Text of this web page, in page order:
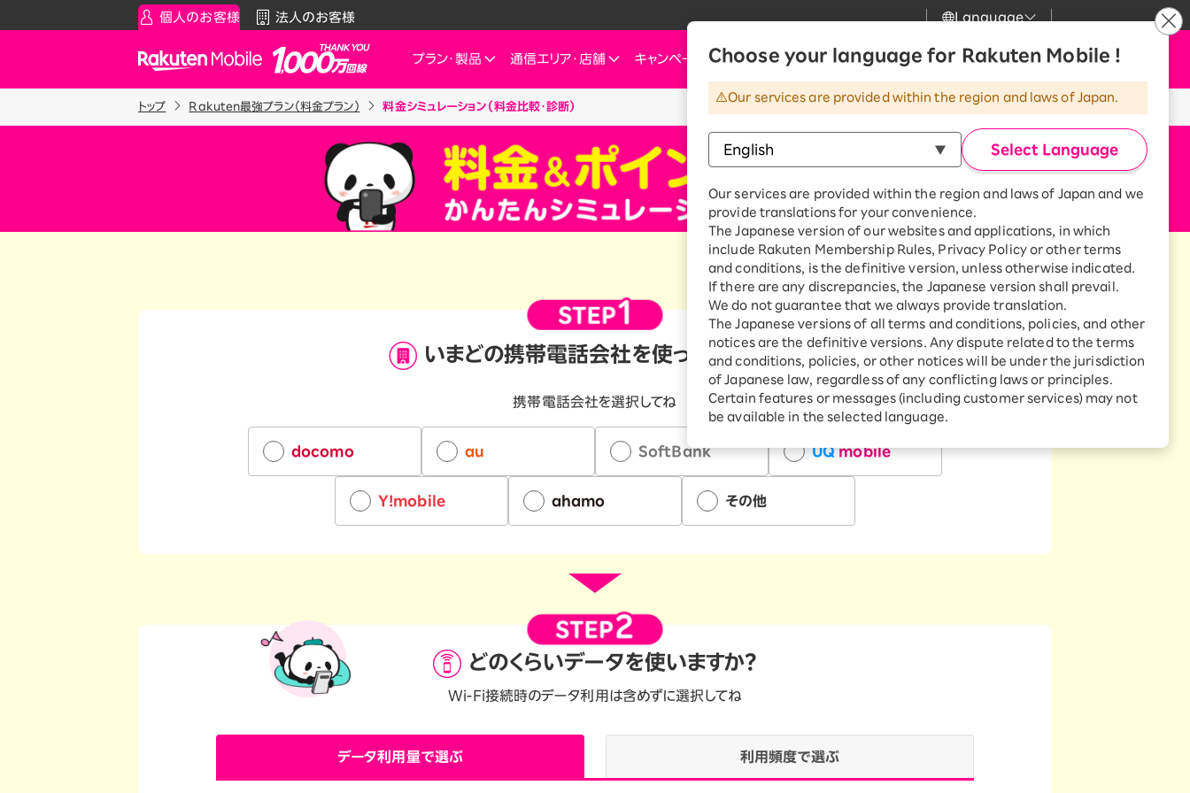
個人のお客様 法人のお客様 Language
Choose your language for Rakuten Mobile !
Our services are provided within the region and laws of Japan.
Select Language
Our services are provided within the region and laws of Japan and we
provide translations for your convenience.
The Japanese version of our websites and applications, in which
include Rakuten Membership Rules, Privacy Policy or other terms
and conditions, is the definitive version, unless otherwise indicated.
If there are any discrepancies, the Japanese version shall prevail.
We do not guarantee that we always provide translation.
The Japanese versions of all terms and conditions, policies, and other
notices are the definitive versions. Any dispute related to the terms
and conditions, policies, or other notices will be under the jurisdiction
of Japanese law, regardless of any conflicting laws or principles.
Certain features or messages (including customer services) may not
be available in the selected language.
Rakuten Mobile
プラン・製品
スマートフォン
Rakuten最強U-NEXT
最強シニアプログラム
ずーっと安心&おトク
料金シミュレーション
製品
iPhone
Wi-Fiルーター
Rakuten 認定中古
SIM
eSIM
デュアルSIM
インターネット・電気
Rakuten Turbo
料金プラン
楽天ひかり
楽天でんき
料金プラン
おうちのネット診断
Turboとひかり、どっちがいい？
スマホとセットでおトク
最強おうちプログラム
スマホ＋Rakuten Turbo
Rakuten Turbo 初めて申し込
スマホ＋楽天ひかり
楽天ひかり初めて申し込みで毎
月1,000ポイント還元
通信エリア・ 店舗
通信エリア
スマートフォン
Rakuten Turbo
ご来店のお客様へ
ショップ（店舗）
キャンペーン
スマートフォン
お申し込みキャンペーン
これからお申し込み・製品購入をする方
ご利用特典・キャンペーン
楽天モバイルをご利用中の方向けおトク情報
インターネット・電気
Rakuten Turbo
楽天ひかり
お知らせ・サポート
お知らせ・その他
お知らせ
スーパーホーダイ／組み合わせプランを
ご利用中の方
ご検討中の方へ
お申し込みガイド
なぜ今楽天モバイルなのか
お客様サポート
Rakuten Turbo
楽天ひかり
楽天でんき
お申し込み
トップ Rakuten最強プラン（料金プラン） 料金シミュレーション（料金比較・診断）
いまどの携帯電話会社を使っていますか？
携帯電話会社を選択してね
docomo au SoftBank UQmobile
Y!mobile ahamo その他
どのくらいデータを使いますか？
Wi-Fi接続時のデータ利用は含めずに選択してね
データ利用量で選ぶ 利用頻度で選ぶ